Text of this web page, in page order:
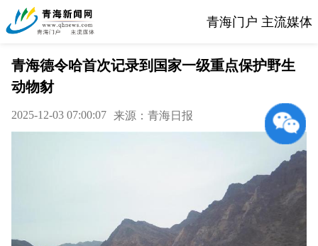
青海门户 主流媒体
青海德令哈首次记录到国家一级重点保护野生
动物豺
2025-12-03 07:00:07 来源：青海日报